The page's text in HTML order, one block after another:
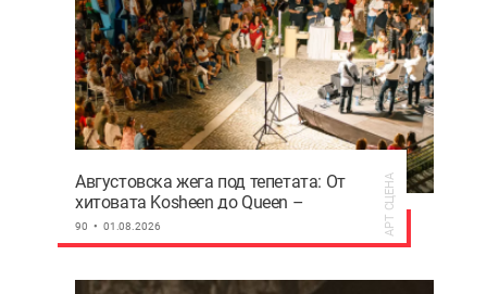
Августовска жега под тепетата: От
хитовата Kosheen до Queen –
Пловдив ще се забавлява
90 01.08.2026 АРТ СЦЕНА